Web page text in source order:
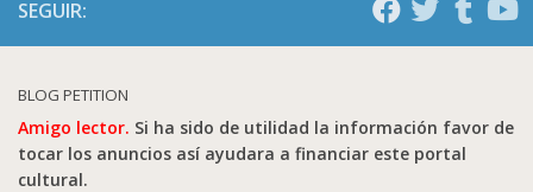
SEGUIR:
BLOG PETITION
Amigo lector. Si ha sido de utilidad la información favor de
tocar los anuncios así ayudara a financiar este portal
cultural.